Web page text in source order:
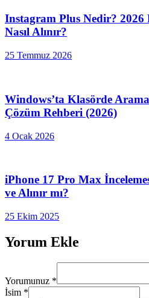
Instagram Plus Nedir? 2026
Nasıl Alınır?
25 Temmuz 2026
Windows’ta Klasörde
Çözüm Rehberi (2026)
4 Ocak 2026
iPhone 17 Pro Max
ve Alınır mı?
25 Ekim 2025
Yorum Ekle
Yorumunuz *
İsim *